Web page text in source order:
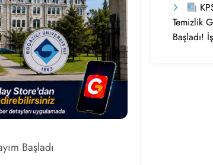
Başladı
Temizlik
Başladı!